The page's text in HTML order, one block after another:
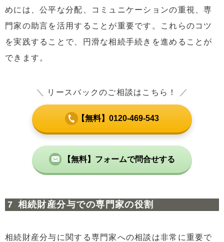
めには、公平な分配、コミュニケーションの重視、専
門家の助言を活用することが重要です。これらのコツ
を実践することで、円滑な相続手続きを進めることが
できます。
＼ リースバックのご相談はこちら！ ／
【無料】0120-469-543
【無料】フォームで問合せする
相続財産分与での専門家の役割
相続財産分与に関する専門家への相談は非常に重要で